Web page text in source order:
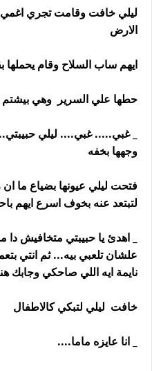
ليلي خافت وقامت تجري
الارض
ايهم ساب السلاح وقام
حطها علي السرير وهي
_ غبي..... غبي.... ليلي
وجهها بخفه
فتحت ليلي عيونها بضياع ما
لتبتعد عنه بخوف اسرع ايهم
_ اهدئ يا حبيبتي متخافيش
علشان تلعبي بيه... ثم انتي
نايمة ايه اللي صاحكي وجابك
خافت ليلي لتبكي كالاطفال
_ انا عايزه ماما....